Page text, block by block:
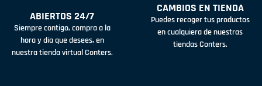
ABIERTOS 24/7
Siempre contigo, compra a la
hora y día que desees, en
nuestra tienda virtual Conters.
CAMBIOS EN TIENDA
Puedes recoger tus productos
en cualquiera de nuestras
tiendas Conters.